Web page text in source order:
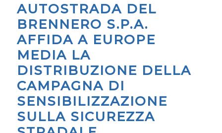
AUTOSTRADA DEL
BRENNERO S.P.A.
AFFIDA A EUROPE
MEDIA LA
DISTRIBUZIONE DELLA
CAMPAGNA DI
SENSIBILIZZAZIONE
SULLA SICUREZZA